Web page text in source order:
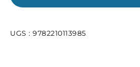
3e
UGS : 9782210113985